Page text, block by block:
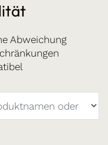
Abweichung